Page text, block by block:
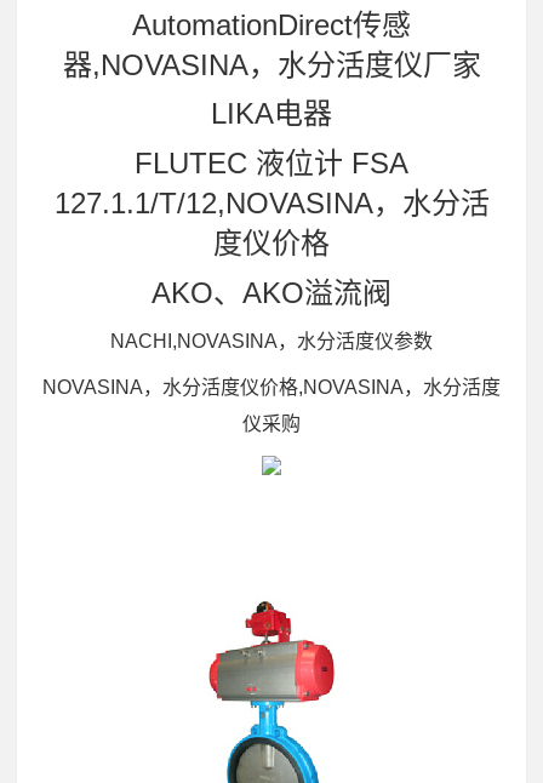
AutomationDirect传感
器,NOVASINA，水分活度仪厂家
LIKA电器
FLUTEC 液位计 FSA
127.1.1/T/12,NOVASINA，水分活
度仪价格
AKO、AKO溢流阀
NACHI,NOVASINA，水分活度仪参数
NOVASINA，水分活度仪价格,NOVASINA，水分活度
仪采购